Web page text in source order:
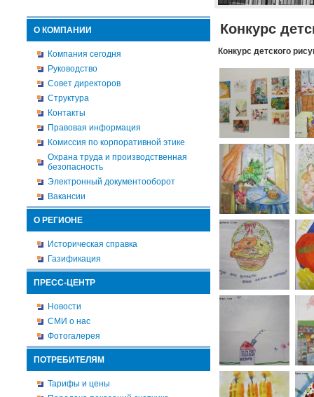
О КОМПАНИИ
Компания сегодня
Руководство
Совет директоров
Структура
Контакты
Правовая информация
Комиссия по корпоративной этике
Охрана труда и производственная
безопасность
Электронный документооборот
Вакансии
О РЕГИОНЕ
Историческая справка
Газификация
ПРЕСС-ЦЕНТР
Новости
СМИ о нас
Фотогалерея
ПОТРЕБИТЕЛЯМ
Тарифы и цены
Конкурс
Конкурс детского